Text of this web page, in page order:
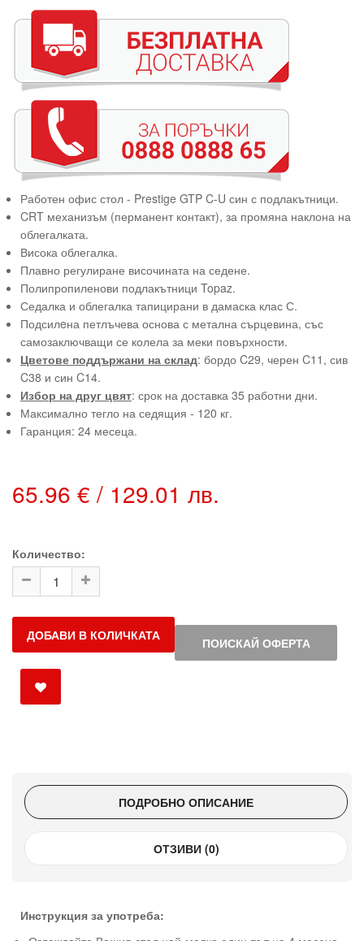
Работен офис стол - Prestige GTP C-U син с подлакътници.
CRT механизъм (перманент контакт), за промяна наклона на
облегалката.
Висока облегалка.
Плавно регулиране височината на седене.
Полипропиленови подлакътници Topaz.
Седалка и облегалка тапицирани в дамаска клас С.
Подсилeна петлъчева основа с метална сърцевина, със
самозаключващи се колела за меки повърхности.
Цветове поддържани на склад: бордо C29, черен C11, сив
C38 и син C14.
Избор на друг цвят: срок на доставка 35 работни дни.
Максимално тегло на седящия - 120 кг.
Гаранция: 24 месеца.
65.96 € / 129.01 лв.
Количество:
ДОБАВИ В КОЛИЧКАТА ПОИСКАЙ ОФЕРТА
ПОДРОБНО ОПИСАНИЕ
ОТЗИВИ (0)
Инструкция за употреба: